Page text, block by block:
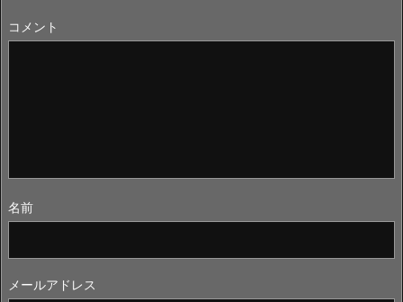
コメント
名前
メールアドレス